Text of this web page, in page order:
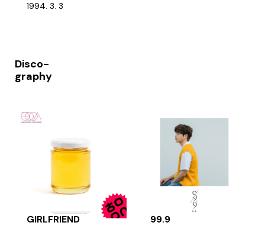
1994. 3. 3
Disco-
graphy
GIRLFRIEND 99.9